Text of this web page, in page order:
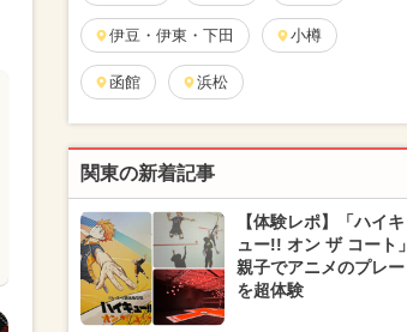
伊豆・伊東・下田 小樽
函館 浜松
関東の新着記事
【体験レポ】「ハイキ
ュー!! オン ザ コート」
親子でアニメのプレー
を超体験